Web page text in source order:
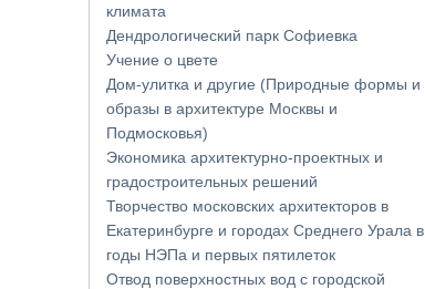
климата
Дендрологический парк Софиевка
Учение о цвете
Дом-улитка и другие (Природные формы и
образы в архитектуре Москвы и
Подмосковья)
Экономика архитектурно-проектных и
градостроительных решений
Творчество московских архитекторов в
Екатеринбурге и городах Среднего Урала в
годы НЭПа и первых пятилеток
Отвод поверхностных вод с городской